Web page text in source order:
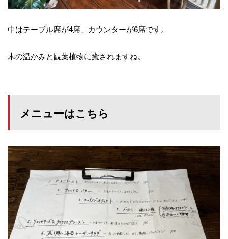
中はテーブル席が4席、カウンターが6席です。
木の温かみと観葉植物に癒されますね。
メニューはこちら